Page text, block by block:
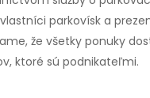
parkovísk a
že všetky ponuky
ktoré sú podnikateľmi.